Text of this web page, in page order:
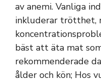
av anemi. Vanliga
inkluderar trötthet,
bäst att äta mat
rekommenderade
ålder och kön; Hos